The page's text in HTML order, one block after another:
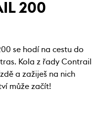
200
se hodí na cestu do
Kola z řady Contrail
a zažiješ na nich
může začít!